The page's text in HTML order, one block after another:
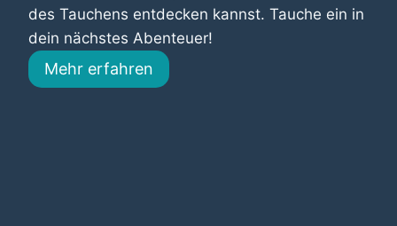
des Tauchens entdecken kannst. Tauche ein in
dein nächstes Abenteuer!
Mehr erfahren